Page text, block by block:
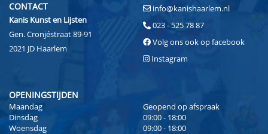
CONTACT
Kanis Kunst en Lijsten
Gen. Cronjéstraat 89-91
2021 JD Haarlem
info@kanishaarlem.nl
023 - 525 78 87
Volg ons ook op facebook
Instagram
OPENINGSTIJDEN
Maandag
Geopend op afspraak
Dinsdag
09:00 - 18:00
Woensdag
09:00 - 18:00